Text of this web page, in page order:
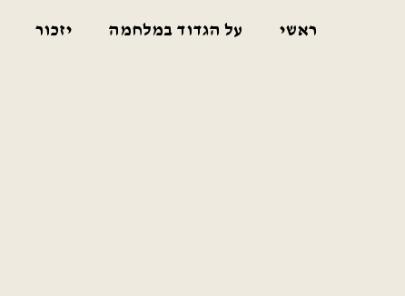
ראשי על הגדוד במלחמה יזכור